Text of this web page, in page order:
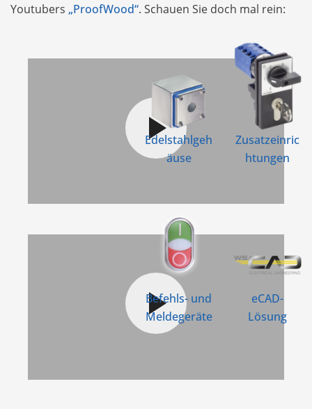
Edelstahlgeh
äuse
Zusatzeinric
htungen
Befehls- und
Meldegeräte
eCAD-
Lösung
Youtubers „ProofWood“. Schauen Sie doch mal rein: